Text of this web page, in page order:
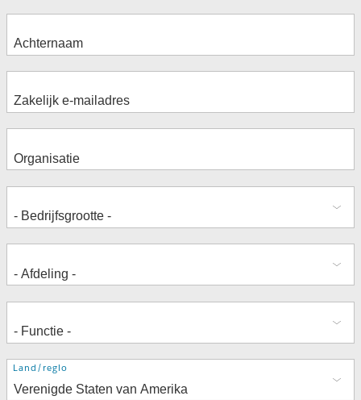
Adres
Land/regio